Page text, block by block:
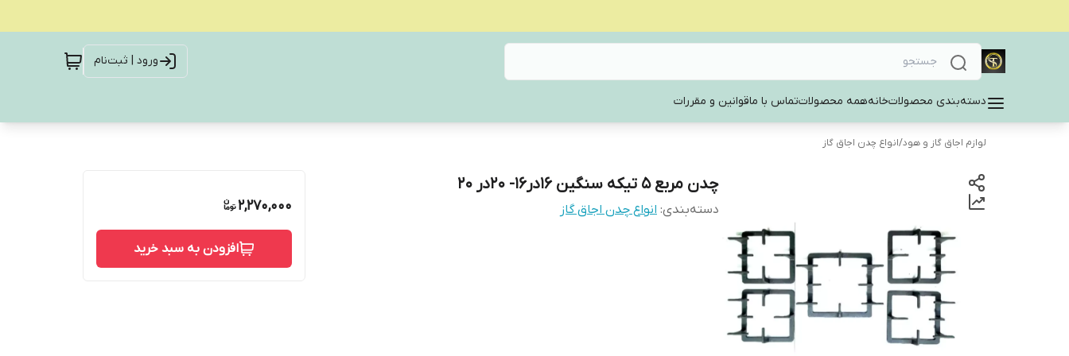
ورود | ثبت‌نام
دسته‌بندی محصولاتخانههمه محصولاتتماس با ماقوانین و مقررات
لوازم اجاق گاز و هود/انواع چدن اجاق گاز
چدن مربع 5 تیکه سنگین ۱۶در۱۶- ۲۰در ۲۰
دسته‌بندی: انواع چدن اجاق گاز 2,270,000
افزودن به سبد خرید